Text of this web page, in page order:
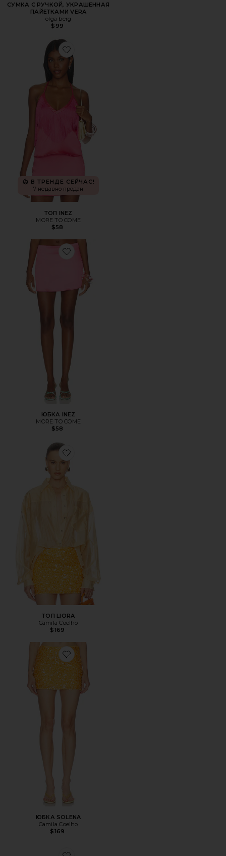
СУМКА С РУЧКОЙ, УКРАШЕННАЯ
ПАЙЕТКАМИ VERA
olga berg
$99
Favorite ТОП INEZ
В ТРЕНДЕ СЕЙЧАС!
7 недавно продан
ТОП INEZ
MORE TO COME
$58
Favorite ЮБКА INEZ
ЮБКА INEZ
MORE TO COME
$58
Favorite ТОП LIORA
ТОП LIORA
Camila Coelho
$169
Favorite ЮБКА SOLENA
ЮБКА SOLENA
Camila Coelho
$169